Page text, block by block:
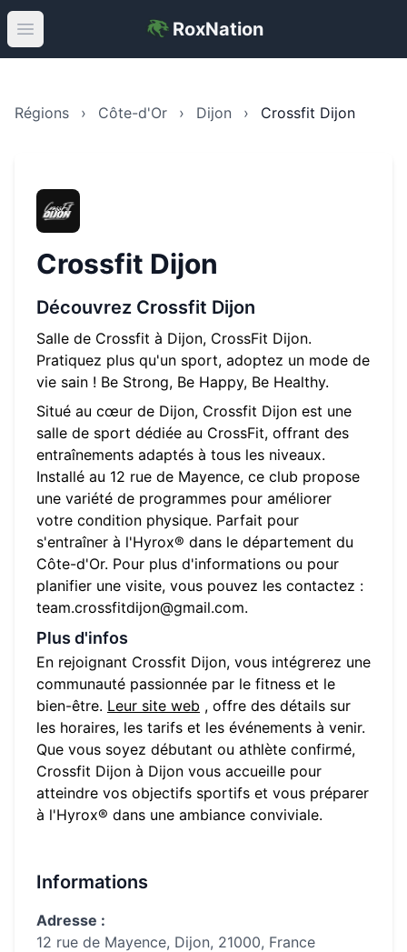
Open main menu RoxNation
Régions › Côte-d'Or › Dijon › Crossfit Dijon
Crossfit Dijon
Découvrez Crossfit Dijon
Salle de Crossfit à Dijon, CrossFit Dijon.
Pratiquez plus qu'un sport, adoptez un mode de
vie sain ! Be Strong, Be Happy, Be Healthy.
Situé au cœur de Dijon, Crossfit Dijon est une
salle de sport dédiée au CrossFit, offrant des
entraînements adaptés à tous les niveaux.
Installé au 12 rue de Mayence, ce club propose
une variété de programmes pour améliorer
votre condition physique. Parfait pour
s'entraîner à l'Hyrox® dans le département du
Côte-d'Or. Pour plus d'informations ou pour
planifier une visite, vous pouvez les contactez :
team.crossfitdijon@gmail.com.
Plus d'infos
En rejoignant Crossfit Dijon, vous intégrerez une
communauté passionnée par le fitness et le
bien-être. Leur site web , offre des détails sur
les horaires, les tarifs et les événements à venir.
Que vous soyez débutant ou athlète confirmé,
Crossfit Dijon à Dijon vous accueille pour
atteindre vos objectifs sportifs et vous préparer
à l'Hyrox® dans une ambiance conviviale.
Informations
Adresse :
12 rue de Mayence, Dijon, 21000, France